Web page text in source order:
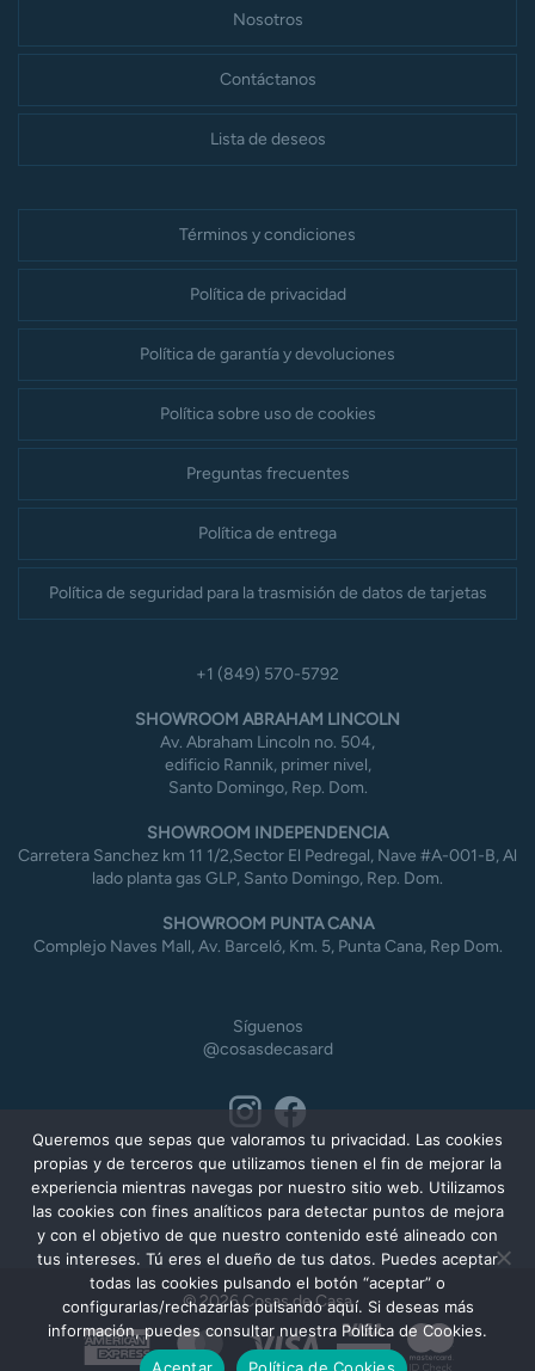
Nosotros
Contáctanos
Lista de deseos
Términos y condiciones
Política de privacidad
Política de garantía y devoluciones
Política sobre uso de cookies
Preguntas frecuentes
Política de entrega
Política de seguridad para la trasmisión de datos de tarjetas
+1 (849) 570-5792
SHOWROOM ABRAHAM LINCOLN
Av. Abraham Lincoln no. 504,
edificio Rannik, primer nivel,
Santo Domingo, Rep. Dom.
SHOWROOM INDEPENDENCIA
Carretera Sanchez km 11 1/2,Sector El Pedregal, Nave #A-001-B, Al
lado planta gas GLP, Santo Domingo, Rep. Dom.
SHOWROOM PUNTA CANA
Complejo Naves Mall, Av. Barceló, Km. 5, Punta Cana, Rep Dom.
Síguenos
@cosasdecasard
American MasterCardVisa
© 2026 Cosas de Casa
Queremos que sepas que valoramos tu privacidad. Las cookies
propias y de terceros que utilizamos tienen el fin de mejorar la
experiencia mientras navegas por nuestro sitio web. Utilizamos
las cookies con fines analíticos para detectar puntos de mejora
y con el objetivo de que nuestro contenido esté alineado con
tus intereses. Tú eres el dueño de tus datos. Puedes aceptar
todas las cookies pulsando el botón “aceptar” o
configurarlas/rechazarlas pulsando aquí. Si deseas más
información, puedes consultar nuestra Política de Cookies.